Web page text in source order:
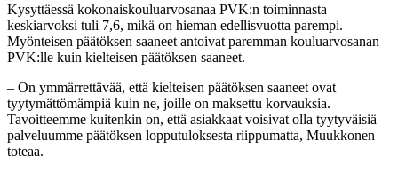
Kysyttäessä kokonaiskouluarvosanaa PVK:n toiminnasta
keskiarvoksi tuli 7,6, mikä on hieman edellisvuotta parempi.
Myönteisen päätöksen saaneet antoivat paremman kouluarvosanan
PVK:lle kuin kielteisen päätöksen saaneet.
– On ymmärrettävää, että kielteisen päätöksen saaneet ovat
tyytymättömämpiä kuin ne, joille on maksettu korvauksia.
Tavoitteemme kuitenkin on, että asiakkaat voisivat olla tyytyväisiä
palveluumme päätöksen lopputuloksesta riippumatta, Muukkonen
toteaa.